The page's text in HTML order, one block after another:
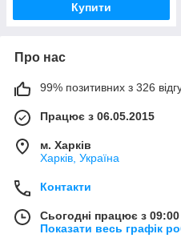
Купити
Про нас
99% позитивних з 326
Працює з 06.05.2015
м. Харків
Харків, Україна
Контакти
Сьогодні працює з
Показати весь графік